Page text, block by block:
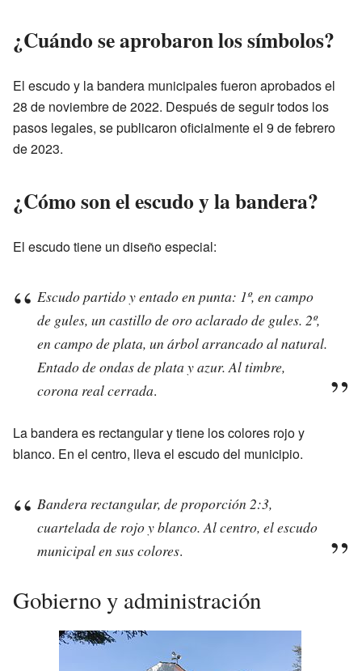
¿Cuándo se aprobaron los símbolos?
El escudo y la bandera municipales fueron aprobados el
28 de noviembre de 2022. Después de seguir todos los
pasos legales, se publicaron oficialmente el 9 de febrero
de 2023.
¿Cómo son el escudo y la bandera?
El escudo tiene un diseño especial:
Escudo partido y entado en punta: 1º, en campo
de gules, un castillo de oro aclarado de gules. 2º,
en campo de plata, un árbol arrancado al natural.
Entado de ondas de plata y azur. Al timbre,
corona real cerrada.
La bandera es rectangular y tiene los colores rojo y
blanco. En el centro, lleva el escudo del municipio.
Bandera rectangular, de proporción 2:3,
cuartelada de rojo y blanco. Al centro, el escudo
municipal en sus colores.
Gobierno y administración